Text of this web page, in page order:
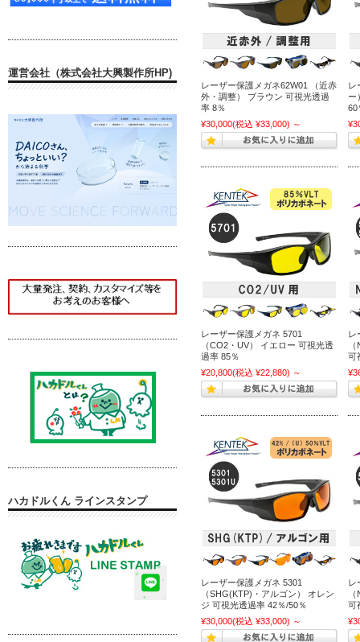
レーザー保護メガネ62W01 （近赤
外・調整） ブラウン 可視光透過
率 8％
¥30,000(税込 ¥33,000) ～
レ
ー
60
レーザー保護メガネ 5701
（CO2・UV） イエロー 可視光透
過率 85％
¥20,800(税込 ¥22,880) ～
レ
可
レーザー保護メガネ 5301
（SHG(KTP)・アルゴン） オレン
ジ 可視光透過率 42％/50％
¥30,000(税込 ¥33,000) ～
レ
可
運営会社（株式会社大興製作所HP)
ハカドルくん ラインスタンプ